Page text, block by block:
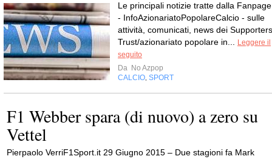
Le principali notizie tratte dalla Fanpage
- InfoAzionariatoPopolareCalcio - sulle
attività, comunicati, news dei
Trust/azionariato popolare in...
Leggere il
seguito
Da No Azpop
CALCIO SPORT
F1 Webber spara (di nuovo) a zero su
Vettel
Pierpaolo VerriF1Sport.it 29 Giugno 2015 – Due stagioni fa Mark